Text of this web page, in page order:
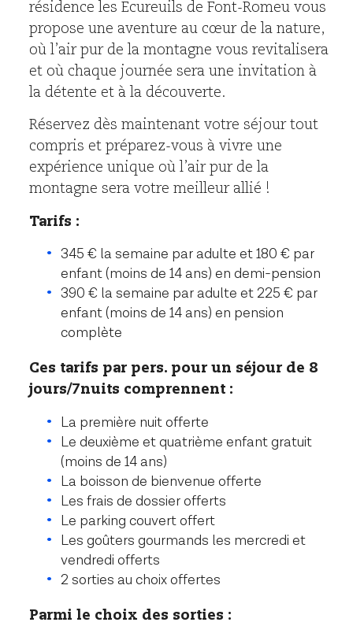
résidence les Ecureuils de Font-Romeu vous
propose une aventure au cœur de la nature,
où l’air pur de la montagne vous revitalisera
et où chaque journée sera une invitation à
la détente et à la découverte.
Réservez dès maintenant votre séjour tout
compris et préparez-vous à vivre une
expérience unique où l’air pur de la
montagne sera votre meilleur allié !
Tarifs :
345 € la semaine par adulte et 180 € par
enfant (moins de 14 ans) en demi-pension
390 € la semaine par adulte et 225 € par
enfant (moins de 14 ans) en pension
complète
Ces tarifs par pers. pour un séjour de 8
jours/7nuits comprennent :
La première nuit offerte
Le deuxième et quatrième enfant gratuit
(moins de 14 ans)
La boisson de bienvenue offerte
Les frais de dossier offerts
Le parking couvert offert
Les goûters gourmands les mercredi et
vendredi offerts
2 sorties au choix offertes
Parmi le choix des sorties :